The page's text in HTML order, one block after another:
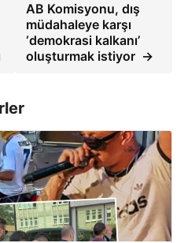
AB Komisyonu, dış
müdahaleye karşı
‘demokrasi kalkanı’
oluşturmak istiyor →